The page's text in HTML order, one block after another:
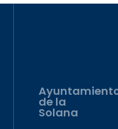
de la
Solana